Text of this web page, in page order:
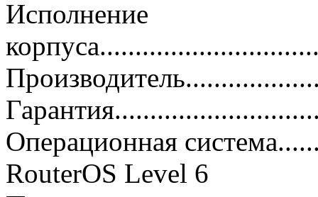
Исполнение
Операционная
RouterOS Level 6